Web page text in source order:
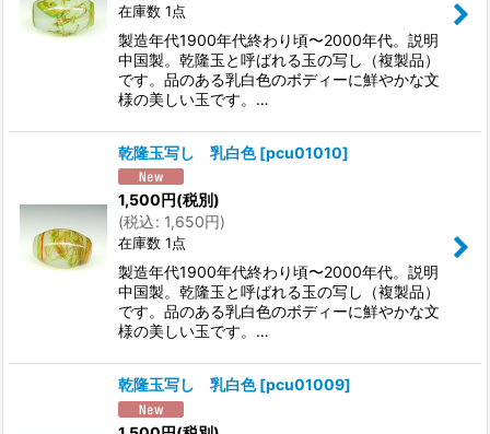
在庫数 1点
製造年代1900年代終わり頃〜2000年代。説明
中国製。乾隆玉と呼ばれる玉の写し（複製品）
です。品のある乳白色のボディーに鮮やかな文
様の美しい玉です。…
乾隆玉写し 乳白色 [pcu01010]
1,500 円(税別)
(税込: 1,650円)
在庫数 1点
製造年代1900年代終わり頃〜2000年代。説明
中国製。乾隆玉と呼ばれる玉の写し（複製品）
です。品のある乳白色のボディーに鮮やかな文
様の美しい玉です。…
乾隆玉写し 乳白色 [pcu01009]